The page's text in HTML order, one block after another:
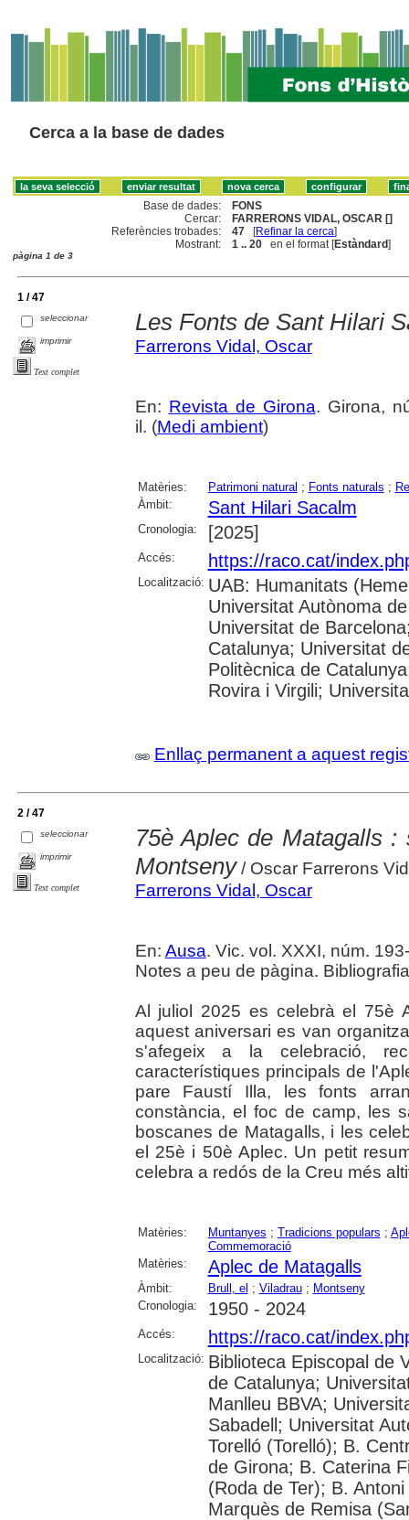
Cerca a la base de dades
Base de dades:
FONS
Cercar:
FARRERONS VIDAL, OSCAR []
Referències trobades:
47 [Refinar la cerca]
Mostrant:
1 .. 20 en el format [Estàndard]
pàgina 1 de 3
1 / 47
seleccionar
imprimir
Text complet
Les Fonts de Sant Hilari
Farrerons Vidal, Oscar
En: Revista de Girona. Girona,
il. (Medi ambient)
Matèries: Patrimoni natural ; Fonts naturals ;
Àmbit:
Sant Hilari Sacalm
Cronologia: [2025]
Accés: https://raco.cat/
Localització: UAB: Humanitats
Universitat Autònoma
Universitat de
Catalunya; Universitat
Politècnica de
Rovira i Virgili;
Enllaç permanent a aquest
2 / 47
seleccionar
imprimir
Text complet
75è Aplec de Matagalls
Montseny/ Oscar Farrerons
Farrerons Vidal, Oscar
En: Ausa. Vic. vol. XXXI, núm.
Notes a peu de pàgina.
Al juliol 2025 es celebrà el 75è
aquest aniversari es van
s'afegeix a la celebració,
característiques principals de
pare Faustí Illa, les fonts
constància, el foc de camp, les
boscanes de Matagalls, i les
el 25è i 50è Aplec. Un petit
celebra a redós de la Creu més
Matèries: Muntanyes ; Tradicions populars ;
Commemoració
Matèries:
Aplec de Matagalls
Àmbit: Brull, el ; Viladrau; Montseny
Cronologia:
1950 - 2024
Accés: https://raco.cat/
Localització: Biblioteca Episcopal de
de Catalunya;
Manlleu BBVA;
Sabadell; Universitat
Torelló (Torelló); B.
de Girona; B. Caterina
(Roda de Ter); B.
Marquès de Remisa